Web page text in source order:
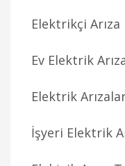
Elektrikçi Arıza
Ev Elektrik
Elektrik
İşyeri Elektrik